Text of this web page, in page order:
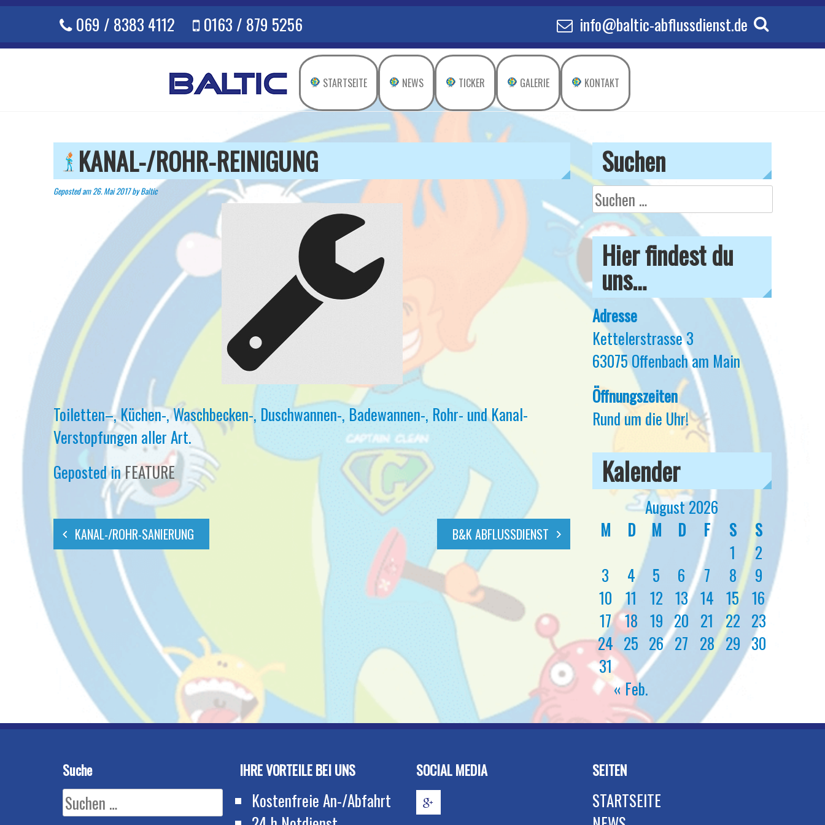
Skip
069 / 8383 4112 0163 / 879 5256 info@baltic-abflussdienst.de
STARTSEITE NEWS TICKER GALERIE KONTAKT
KANAL-/ROHR-REINIGUNG
Geposted am26. Mai 2017byBaltic
Toiletten–, Küchen-, Waschbecken-, Duschwannen-, Badewannen-, Rohr- und Kanal-
Verstopfungen aller Art.
Geposted inFEATURE
Beitragsnavigation
KANAL-/ROHR-SANIERUNG B&K ABFLUSSDIENST
Suchen
Suchen
nach:
Hier findest du
uns…
Adresse
Kettelerstrasse 3
63075 Offenbach am Main
Öffnungszeiten
Rund um die Uhr!
Kalender
August 2026
M
D M D F S S
« Feb.
1
2
3
4 5 6 7 8
9
10
11 12 13 14 15 16
17 18 19 20 21 22 23
24 25 26 27 28 29 30
31
Suche
Suchen
IHRE VORTEILE BEI UNS
Kostenfreie An-/Abfahrt
SOCIAL MEDIA SEITEN
STARTSEITE